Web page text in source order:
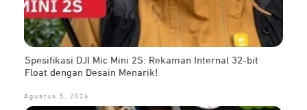
Spesifikasi DJI Mic Mini 2S: Rekaman Internal 32-bit
Float dengan Desain Menarik!
Agustus 5, 2026